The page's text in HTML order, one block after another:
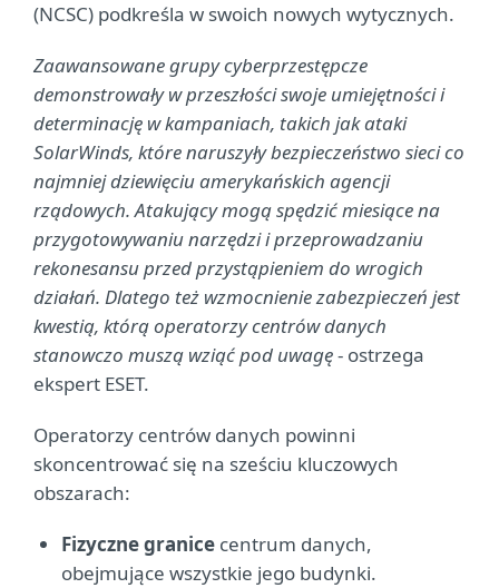
(NCSC) podkreśla w swoich nowych wytycznych.
Zaawansowane grupy cyberprzestępcze
demonstrowały w przeszłości swoje umiejętności i
determinację w kampaniach, takich jak ataki
SolarWinds, które naruszyły bezpieczeństwo sieci co
najmniej dziewięciu amerykańskich agencji
rządowych. Atakujący mogą spędzić miesiące na
przygotowywaniu narzędzi i przeprowadzaniu
rekonesansu przed przystąpieniem do wrogich
działań. Dlatego też wzmocnienie zabezpieczeń jest
kwestią, którą operatorzy centrów danych
stanowczo muszą wziąć pod uwagę- ostrzega
ekspert ESET.
Operatorzy centrów danych powinni
skoncentrować się na sześciu kluczowych
obszarach:
Fizyczne granice centrum danych,
obejmujące wszystkie jego budynki.